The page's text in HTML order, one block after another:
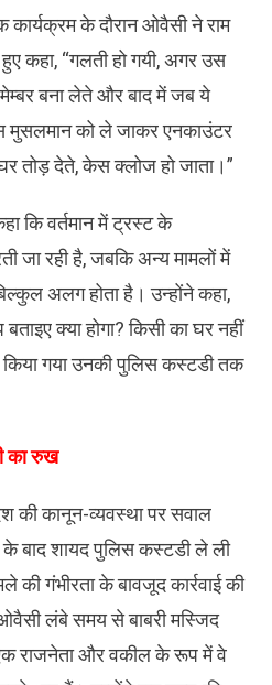
के दौरान ओवैसी ने राम
कहा, “गलती हो गयी, अगर उस
बना लेते और बाद में जब ये
मुसलमान को ले जाकर एनकाउंटर
तोड़ देते, केस क्लोज हो जाता।”
कि वर्तमान में ट्रस्ट के
जा रही है, जबकि अन्य मामलों में
अलग होता है। उन्होंने कहा,
क्या होगा? किसी का घर नहीं
किया गया उनकी पुलिस कस्टडी तक
का रुख
की कानून-व्यवस्था पर सवाल
बाद शायद पुलिस कस्टडी ले ली
की गंभीरता के बावजूद कार्रवाई की
लंबे समय से बाबरी मस्जिद
राजनेता और वकील के रूप में वे